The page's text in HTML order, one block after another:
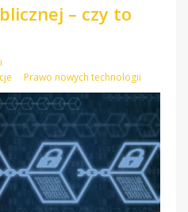
– czy to
Prawo nowych technologii